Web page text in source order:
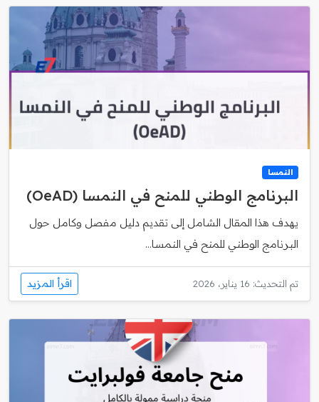
النمسا
البرنامج الوطني للمنح في النمسا (OeAD)
يهدف هذا المقال الشامل إلى تقديم دليل مفصل وكامل حول
البرنامج الوطني للمنح في النمسا...
تم التحديث: 16 يناير، 2026 اقرأ المزيد